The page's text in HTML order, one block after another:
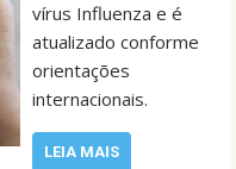
vírus Influenza e é
atualizado conforme
orientações
internacionais.
LEIA MAIS